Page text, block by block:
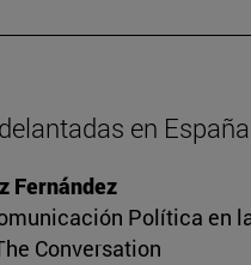
en
Fernández
Política en
Conversation